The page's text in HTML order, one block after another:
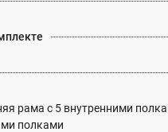
рама с 5 внутренними
полками